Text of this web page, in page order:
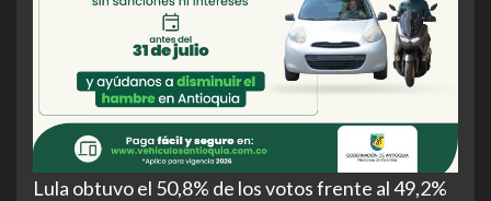
Lula obtuvo el 50,8% de los votos frente al 49,2%